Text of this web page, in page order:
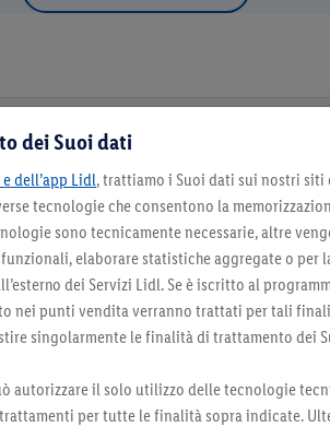
preferito
Seleziona come negozio preferito
dei Suoi dati
dell’app Lidl, trattiamo i Suoi dati sui nostri siti
tecnologie che consentono la
sono tecnicamente necessarie, altre
elaborare statistiche aggregate o per
dei Servizi Lidl. Se è iscritto al
nei punti vendita verranno trattati per tali
singolarmente le finalità di trattamento dei
autorizzare il solo utilizzo delle tecnologie
per tutte le finalità sopra indicate.